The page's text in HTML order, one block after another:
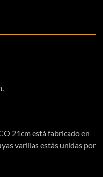
21cm está fabricado en
varillas estás unidas por